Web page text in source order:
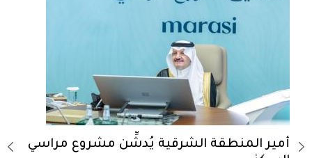
-
أمير المنطقة الشرقية يُدشِّن مشروع مراسي